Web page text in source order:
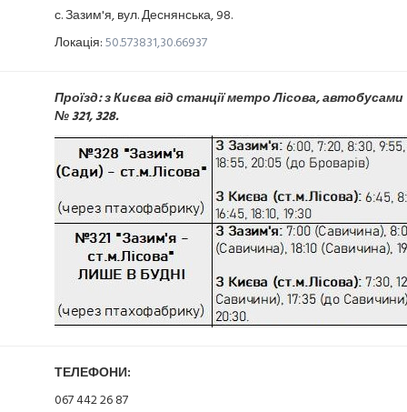
с. Зазим'я, вул. Деснянська, 98.
Локація:50.573831,30.66937
Проїзд: з Києва від станції метро Лісова, автобусами
№ 321, 328.
ТЕЛЕФОНИ:
067 442 26 87